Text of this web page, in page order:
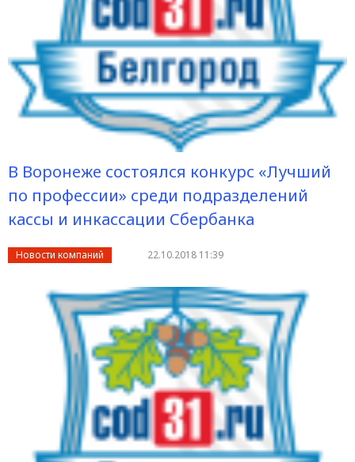
В Воронеже состоялся конкурс «Лучший
по профессии» среди подразделений
кассы и инкассации Сбербанка
Новости компаний 22.10.2018 11:39